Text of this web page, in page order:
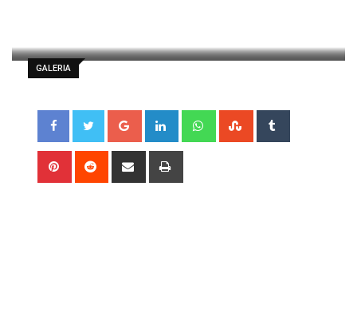
GALERIA
Google+ LinkedIn WhatsappStumbleUpon
Pinterest Reddit
Share